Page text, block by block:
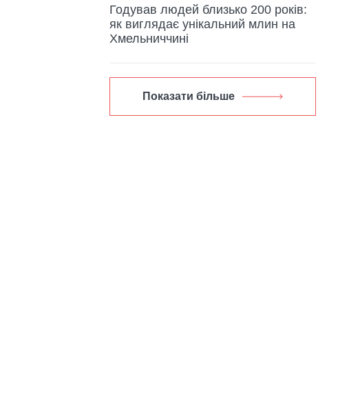
Годував людей близько 200 років:
як виглядає унікальний млин на
Хмельниччині
Показати більше